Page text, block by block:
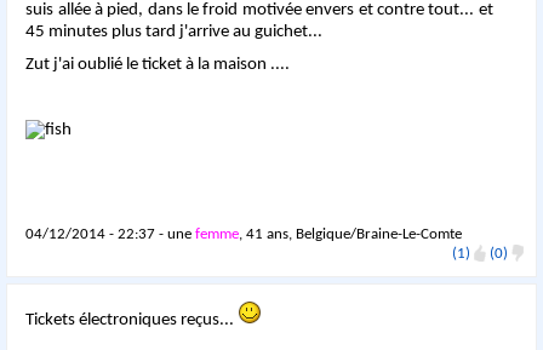
suis allée à pied, dans le froid motivée envers et contre tout... et
45 minutes plus tard j'arrive au guichet...
Zut j'ai oublié le ticket à la maison ....
04/12/2014 - 22:37 - unefemme, 41 ans, Belgique/Braine-Le-Comte
(1)
(0)
Tickets électroniques reçus...